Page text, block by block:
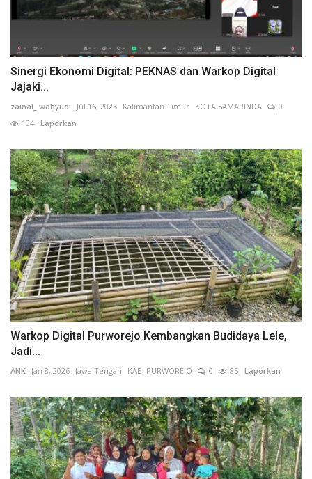
Sinergi Ekonomi Digital: PEKNAS dan Warkop Digital
Jajaki...
zainal_ wahyudi Jul 16, 2025 Kalimantan Timur KOTA SAMARINDA
0
134 Laporkan
Warkop Digital Purworejo Kembangkan Budidaya Lele,
Jadi...
ANK Jan 8, 2026 Jawa Tengah KAB. PURWOREJO 0 85 Laporkan